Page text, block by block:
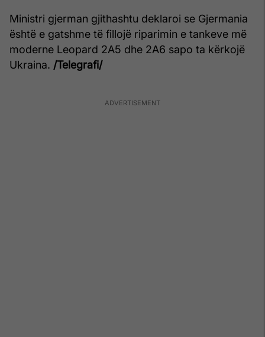
Ministri gjerman gjithashtu deklaroi se Gjermania
është e gatshme të fillojë riparimin e tankeve më
moderne Leopard 2A5 dhe 2A6 sapo ta kërkojë
Ukraina. /Telegrafi/